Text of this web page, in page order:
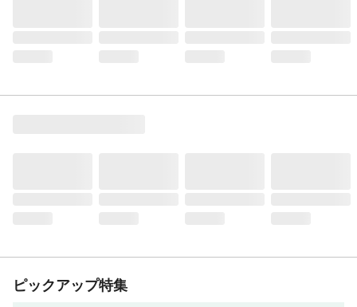
ピックアップ特集